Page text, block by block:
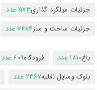
جزئیات میلگرد گذاری573 عدد
جزئیات ساخت و ساز7484 عدد
باغ1810 عدد فرودگاه609 عدد
بلوک وسایل نقلیه2367 عدد